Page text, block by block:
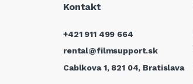
Kontakt
+421 911 499 664
rental@filmsupport.sk
Cablkova 1, 821 04, Bratislava